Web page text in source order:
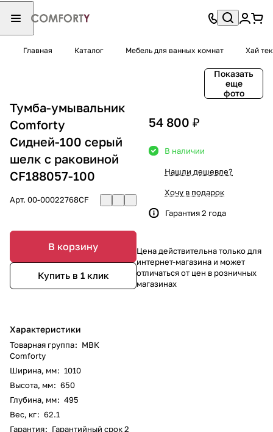
Главная Каталог Мебель для ванных комнат Хай тек
Показать
еще
фото
Тумба-умывальник
Comforty
Сидней-100 серый
шелк с раковиной
CF188057-100
Арт. 00-00022768CF
В корзину
Купить в 1 клик
Характеристики
Товарная группа: МВК
Comforty
Ширина, мм: 1010
Высота, мм: 650
Глубина, мм: 495
Вес, кг: 62.1
Гарантия: Гарантийный срок 2
54 800 ₽
В наличии
Нашли дешевле?
Хочу в подарок
Гарантия 2 года
Цена действительна только для
интернет-магазина и может
отличаться от цен в розничных
магазинах